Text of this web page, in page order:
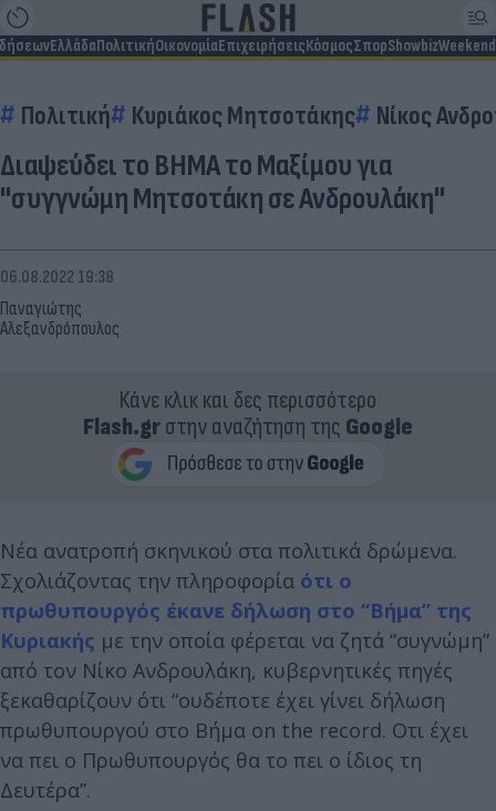
ΕλλάδαΠολιτικήΟικονομίαΕπιχειρήσειςΚόσμοςΣπορShowbizWeekend
Πολιτική Κυριάκος Μητσοτάκης Νίκος
Διαψεύδει το ΒΗΜΑ το Μαξίμου για
"συγγνώμη Μητσοτάκη σε Ανδρουλάκη"
Παναγιώτης
Αλεξανδρόπουλος
06.08.2022 19:38
Κάνε κλικ και δες περισσότερο
Flash.grστην αναζήτηση της Google
Νέα ανατροπή σκηνικού στα πολιτικά δρώμενα.
Σχολιάζοντας την πληροφορία ότι ο
πρωθυπουργός έκανε δήλωση στο “Βήμα” της
Κυριακής με την οποία φέρεται να ζητά “συγνώμη”
από τον Νίκο Ανδρουλάκη, κυβερνητικές πηγές
ξεκαθαρίζουν ότι “ουδέποτε έχει γίνει δήλωση
πρωθυπουργού στο Βήμα on the record. Oτι έχει
να πει ο Πρωθυπουργός θα το πει ο ίδιος τη
Δευτέρα”.